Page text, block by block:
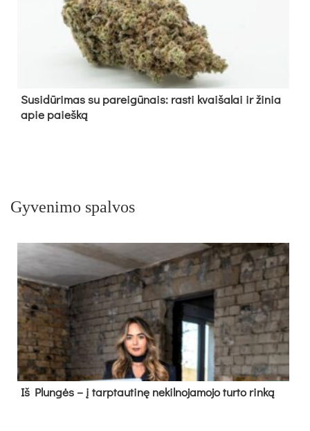
Su­si­dū­ri­mas su pa­rei­gū­nais: ras­ti kvai­ša­lai ir ži­nia
apie paieš­ką
Gyvenimo spalvos
Iš Plungės – į tarptautinę nekilnojamojo turto rinką